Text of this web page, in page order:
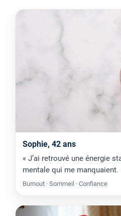
Sophie, 42 ans
« J’ai retrouvé une énergie
mentale qui me manquaient.
Burnout · Sommeil · Confiance